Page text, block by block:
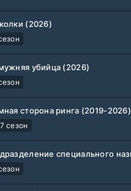
(2026)
убийца (2026)
сторона ринга (2019-2026)
сезон